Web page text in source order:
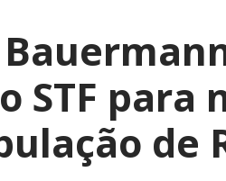
STF para
de